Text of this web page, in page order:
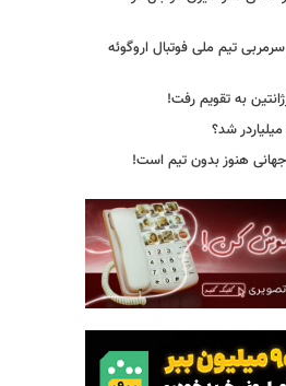
6 بازی سرمربی تیم ملی فوتبال اروگوئه
به تقویم رفت!
شد؟
جهانی هنوز بدون تیم است!